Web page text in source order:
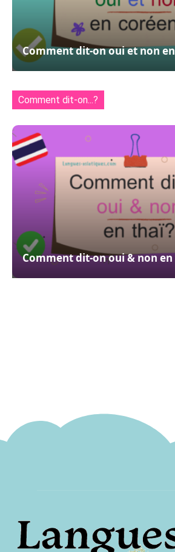
Comment dit-on oui et non
Comment dit-on...?
Comment dit-on oui & non en